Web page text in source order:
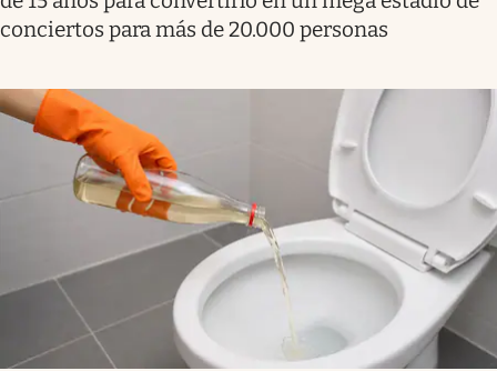
conciertos para más de 20.000 personas